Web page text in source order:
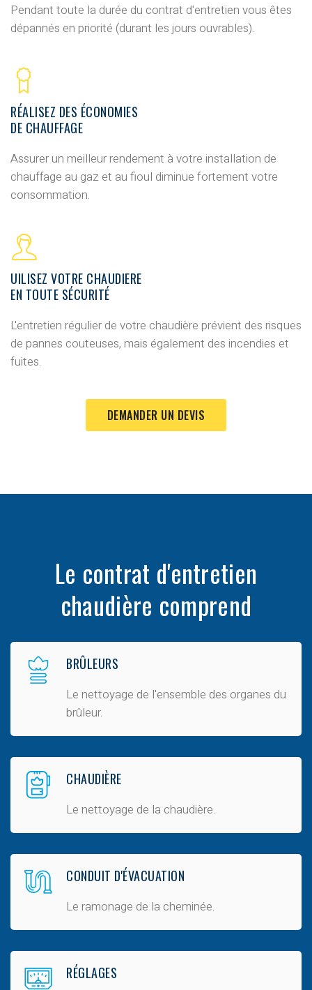
Pendant toute la durée du contrat d'entretien vous êtes
dépannés en priorité (durant les jours ouvrables).
RÉALISEZ DES ÉCONOMIES
DE CHAUFFAGE
Assurer un meilleur rendement à votre installation de
chauffage au gaz et au fioul diminue fortement votre
consommation.
UILISEZ VOTRE CHAUDIERE
EN TOUTE SÉCURITÉ
L'entretien régulier de votre chaudière prévient des risques
de pannes couteuses, mais également des incendies et
fuites.
DEMANDER UN DEVIS
Le contrat d'entretien
chaudière comprend
BRÛLEURS
Le nettoyage de l'ensemble des organes du
brûleur.
CHAUDIÈRE
Le nettoyage de la chaudière.
CONDUIT D'ÉVACUATION
Le ramonage de la cheminée.
RÉGLAGES